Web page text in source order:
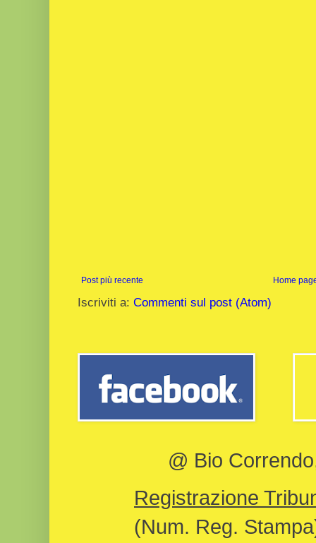
Post più recente Home
Iscriviti a: Commenti sul post (Atom)
@ Bio
Registrazione
(Num. Reg.